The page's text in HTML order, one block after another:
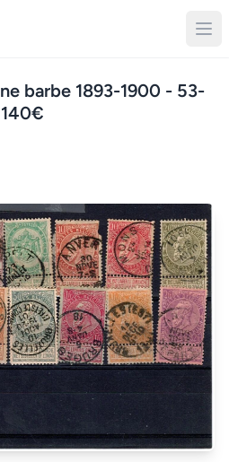
barbe 1893-1900 - 53-